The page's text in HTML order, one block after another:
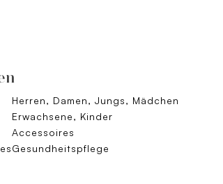
Herren, Damen, Jungs, Mädchen
Erwachsene, Kinder
Accessoires
Gesundheitspflege